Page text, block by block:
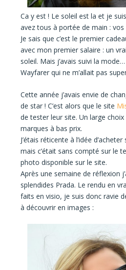
Ca y est ! Le soleil est la et je
avez tous à portée de main :vos
Je sais que c’est le premier
avec mon premier salaire : un
soleil. Mais j’avais suivi la
Wayfarer qui ne m’allait pas
Cette année j’avais envie de
de star ! C’est alors que le site
de tester leur site. Unlarge
marques à bas prix.
J’étais réticente à l’idée
mais c’était sans compté sur le
photo disponible sur le site.
Après une semaine de réflexion
splendides Prada. Le rendu en
faits en visio, je suis donc ravie
à découvrir en images :